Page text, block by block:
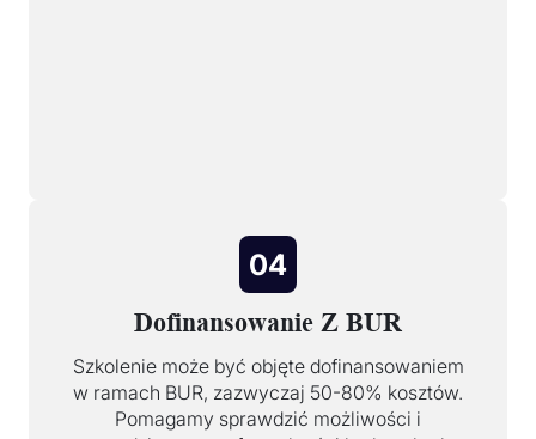
04
Dofinansowanie Z BUR
Szkolenie może być objęte dofinansowaniem
w ramach BUR, zazwyczaj 50-80% kosztów.
Pomagamy sprawdzić możliwości i